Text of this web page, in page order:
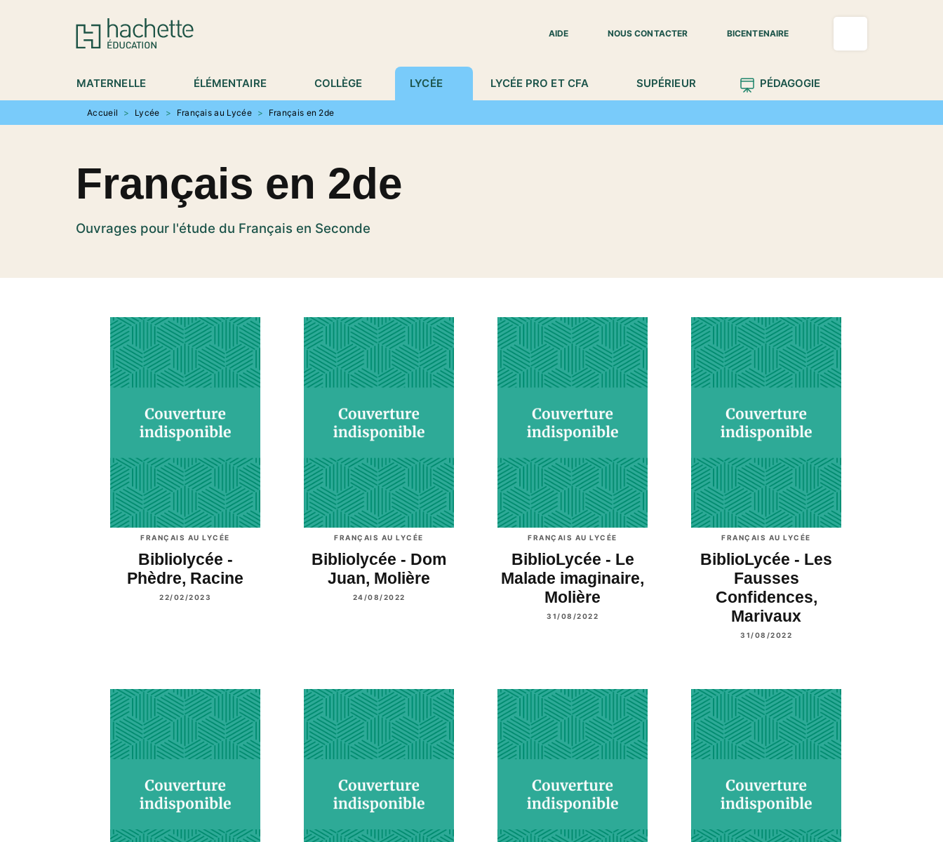
MENU RECHERCHE
AIDE
NOUS CONTACTER BICENTENAIRE
MATERNELLE ÉLÉMENTAIRE COLLÈGE LYCÉE LYCÉE PRO ET CFA SUPÉRIEUR PÉDAGOGIE
Accueil > Lycée > Français au Lycée > Français en 2de
Français en 2de
Ouvrages pour l'étude du Français en Seconde
FRANÇAIS AU LYCÉE
Bibliolycée -
Phèdre, Racine
22/02/2023
FRANÇAIS AU LYCÉE
Bibliolycée - Dom
Juan, Molière
24/08/2022
FRANÇAIS AU LYCÉE
BiblioLycée - Le
Malade imaginaire,
Molière
31/08/2022
FRANÇAIS AU LYCÉE
BiblioLycée - Les
Fausses
Confidences,
Marivaux
31/08/2022